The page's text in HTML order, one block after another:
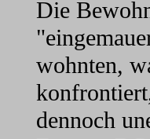
Die
wohnten,
dennoch